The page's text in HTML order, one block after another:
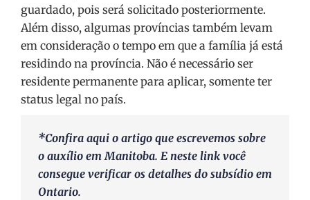
guardado, pois será solicitado posteriormente.
Além disso, algumas províncias também levam
em consideração o tempo em que a família já está
residindo na província. Não é necessário ser
residente permanente para aplicar, somente ter
status legal no país.
*Confira aqui o artigo que escrevemos sobre
o auxílio em Manitoba. E neste link você
consegue verificar os detalhes do subsídio em
Ontario.